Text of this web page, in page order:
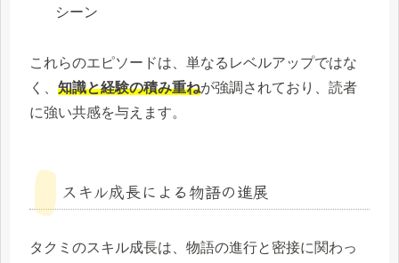
シーン
これらのエピソードは、単なるレベルアップではな
く、 知識と経験の積み重ねが強調されており、読者
に強い共感を与えます。
スキル成長による物語の進展
タクミのスキル成長は、物語の進行と密接に関わっ